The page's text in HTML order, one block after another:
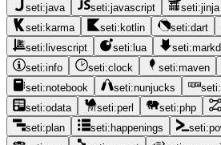
seti:java
seti:javascript seti:jinja
seti:karma
seti:kotlin seti:dart
seti:livescript
seti:lua
seti:info
seti:clock seti:maven
seti:notebook
seti:nunjucks
seti:odata
seti:perl seti:php
seti:plan
seti:happenings